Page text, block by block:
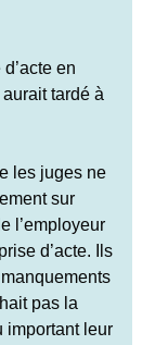
en
tardé à
les juges ne
sur
l’employeur
d’acte. Ils
pas la
important leur